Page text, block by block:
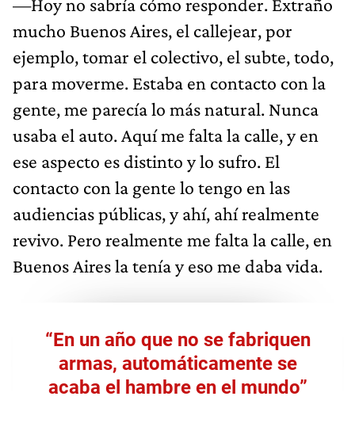
—Hoy no sabría cómo responder. Extraño
mucho Buenos Aires, el callejear, por
ejemplo, tomar el colectivo, el subte, todo,
para moverme. Estaba en contacto con la
gente, me parecía lo más natural. Nunca
usaba el auto. Aquí me falta la calle, y en
ese aspecto es distinto y lo sufro. El
contacto con la gente lo tengo en las
audiencias públicas, y ahí, ahí realmente
revivo. Pero realmente me falta la calle, en
Buenos Aires la tenía y eso me daba vida.
“En un año que no se fabriquen
armas, automáticamente se
acaba el hambre en el mundo”